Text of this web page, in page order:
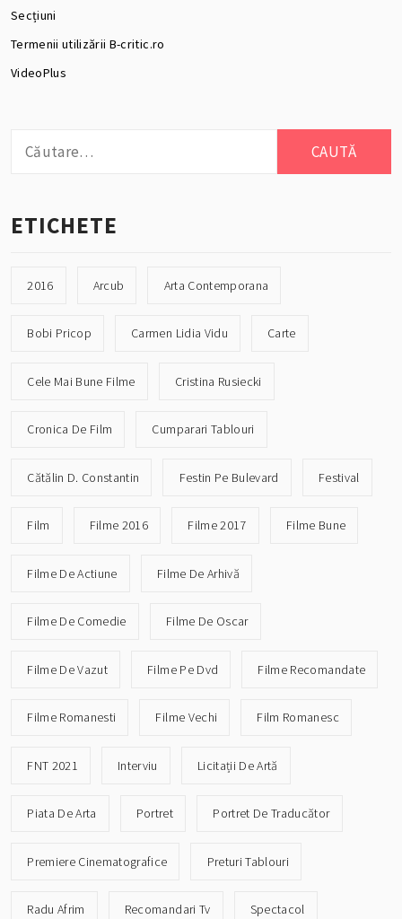
Secțiuni
Termenii utilizării B-critic.ro
VideoPlus
după:
ETICHETE
2016 Arcub Arta Contemporana
Bobi Pricop Carmen Lidia Vidu Carte
Cele Mai Bune Filme Cristina Rusiecki
Cronica De Film Cumparari Tablouri
Cătălin D. Constantin Festin Pe Bulevard Festival
Film Filme 2016 Filme 2017 Filme Bune
Filme De Actiune Filme De Arhivă
Filme De Comedie Filme De Oscar
Filme De Vazut Filme Pe Dvd Filme Recomandate
Filme Romanesti Filme Vechi Film Romanesc
FNT 2021 Interviu Licitații De Artă
Piata De Arta Portret Portret De Traducător
Premiere Cinematografice Preturi Tablouri
Radu Afrim Recomandari Tv Spectacol